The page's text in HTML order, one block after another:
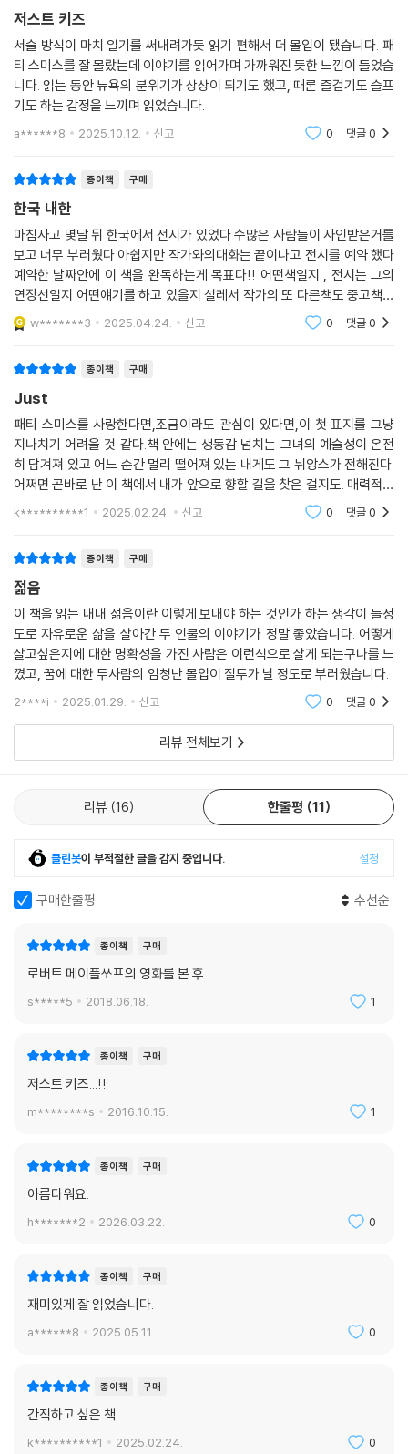
구하진 못했다. 정말로 그가 죽어가고 있다고 실감한 건 그때가 처음이었
다. 어느 누구도 견뎌내지 못할 고통을 그는 참아내고 있었다. 그가 너무나
도 미안한 표정으로 나를 보자, 나는 견딜 수 없어져 눈물을 쏟아냈다.
(……) 마지막으로 우리가 함께 앉아 있었을 때 그의 사진과 우리의 시 위
로 창문으로 들어온 햇살이 가득 내려앉았다. 로버트는 죽어가고 있었고,
가만히 침묵을 만들어내고 있었다. 살아가기로 운명 지어진 나는, 그가 살
---p.347
중에 있습니다. (이 앨범에는 영화배우 조니 뎁이 기타와 드럼을 연주해 화
제가 된 타이틀곡 「Banga」와, 일본의 지진 피해자들을 애도하는 음악 「Fu
ji san」이 수록돼 있습니다.) 이 책에는 패티 스미스가 2009년 지산록페스
티벌에 내한한 인연으로 특별히 한국어판 서문을 수록했습니다.
저스트 키즈
서술 방식이 마치 일기를 써내려가듯 읽기 편해서 더 몰입이 됐습니다. 패
티 스미스를 잘 몰랐는데 이야기를 읽어가며 가까워진 듯한 느낌이 들었습
니다. 읽는 동안 뉴욕의 분위기가 상상이 되기도 했고, 때론 즐겁기도 슬프
기도 하는 감정을 느끼며 읽었습니다.
a******8 2025.10.12. 신고 0 댓글0
종이책 구매
한국 내한
마침사고 몇달 뒤 한국에서 전시가 있었다 수많은 사람들이 사인받은거를
보고 너무 부러웠다 아쉽지만 작가와의대화는 끝이나고 전시를 예약 했다
예약한 날짜안에 이 책을 완독하는게 목표다!! 어떤책일지 , 전시는 그의
연장선일지 어떤얘기를 하고 있을지 설레서 작가의 또 다른책도 중고책으
로 구매했다 읽을게 많다 이만
w*******3 2025.04.24. 신고 0 댓글0
종이책 구매
Just
패티 스미스를 사랑한다면,조금이라도 관심이 있다면,이 첫 표지를 그냥
지나치기 어려울 것 같다.책 안에는 생동감 넘치는 그녀의 예술성이 온전
히 담겨져 있고 어느 순간 멀리 떨어져 있는 내게도 그 뉘앙스가 전해진다.
어쩌면 곧바로 난 이 책에서 내가 앞으로 향할 길을 찾은 걸지도. 매력적인
책이라 닳도록 읽고 싶다.
k**********1 2025.02.24. 신고 0 댓글0
종이책 구매
젊음
이 책을 읽는 내내 젊음이란 이렇게 보내야 하는 것인가 하는 생각이 들정
도로 자유로운 삶을 살아간 두 인물의 이야기가 정말 좋았습니다. 어떻게
살고싶은지에 대한 명확성을 가진 사람은 이런식으로 살게 되는구나를 느
꼈고, 꿈에 대한 두사람의 엄청난 몰입이 질투가 날 정도로 부러웠습니다.
2****i 2025.01.29. 신고 0 댓글0
리뷰 전체보기
리뷰 16 한줄평 11
클린봇이 부적절한 글을 감지 중입니다. 설정
구매한줄평 추천순
종이책 구매
로버트 메이플쏘프의 영화를 본 후....
s*****5 2018.06.18. 1
종이책 구매
저스트 키즈...!!
m********s 2016.10.15. 1
종이책 구매
아름다워요.
h*******2 2026.03.22. 0
종이책 구매
재미있게 잘 읽었습니다.
a******8 2025.05.11. 0
종이책 구매
간직하고 싶은 책
k**********1 2025.02.24. 0